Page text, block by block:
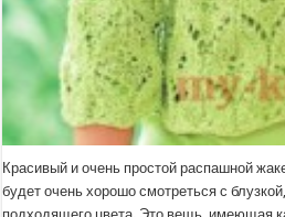
Красивый и очень простой распашной
будет очень хорошо смотреться с